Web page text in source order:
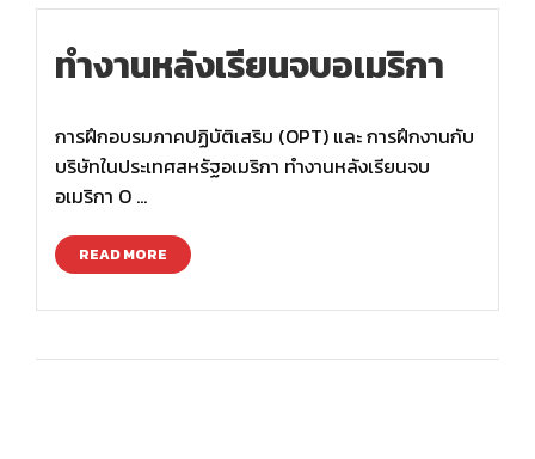
ทำงานหลังเรียนจบอเมริกา
การฝึกอบรมภาคปฏิบัติเสริม (OPT) และ การฝึกงานกับ
บริษัทในประเทศสหรัฐอเมริกา ทำงานหลังเรียนจบ
อเมริกา O …
READ MORE